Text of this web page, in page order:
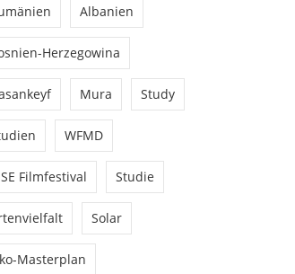
Albanien
Herzegowina
Mura Study
WFMD
Filmfestival Studie
Solar
Masterplan